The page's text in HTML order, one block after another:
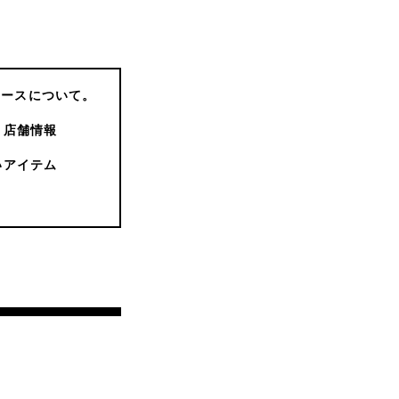
スについて。
店舗情報
イテム